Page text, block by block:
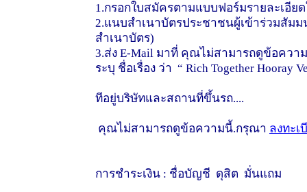
1.กรอกใบสมัครตามแบบฟอร์มรายละเอีย
2.แนบสำเนาบัตรประชาชนผู้เข้าร่วมสัม
สำเนาบัตร)
3.ส่ง E-Mail มาที่ คุณไม่สามารถดูข้อคว
ระบุ ชื่อเรื่อง ว่า “ Rich Together Hooray
ทีอยู่บริษัทและสถานที่ขึ้นรถ....
คุณไม่สามารถดูข้อความนี้.กรุณา ลงทะเ
การชำระเงิน : ชื่อบัญชี ดุสิต มั่นแถม